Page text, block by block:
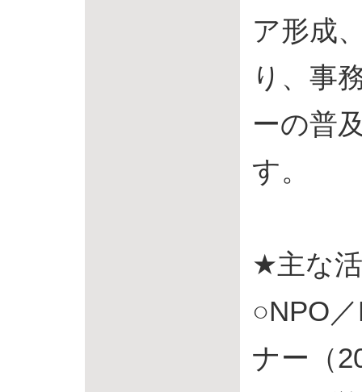
ア形成
り、事
ーの普
す。
★主な
○NPO
ナー（